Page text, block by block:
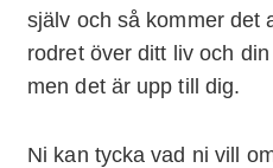
själv och så kommer det
rodret över ditt liv och
men det är upp till dig.
Ni kan tycka vad ni vill